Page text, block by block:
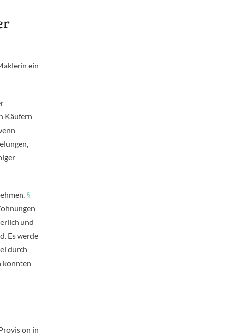
ein
Käufern
§
und
Es werde
durch
konnten
in